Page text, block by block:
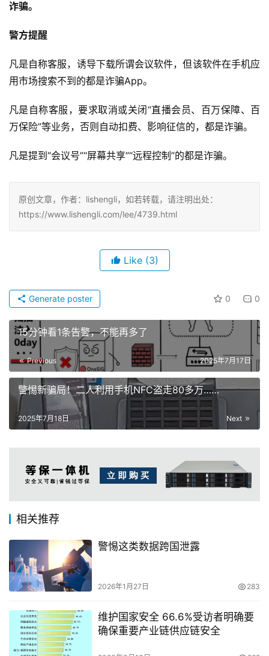
诈骗。
警方提醒
凡是自称客服，诱导下载所谓会议软件，但该软件在手机应
用市场搜索不到的都是诈骗App。
凡是自称客服，要求取消或关闭“直播会员、百万保障、百
万保险”等业务，否则自动扣费、影响征信的，都是诈骗。
凡是提到“会议号”“屏幕共享”“远程控制”的都是诈骗。
原创文章，作者：lishengli，如若转载，请注明出处：
https://www.lishengli.com/lee/4739.html
Like (3)
0 0
Generate poster
15分钟看1条告警，不能再多了
Previous 2025年7月17日
警惕新骗局！二人利用手机NFC盗走80多万……
Next
2025年7月18日
相关推荐
警惕这类数据跨国泄露
2026年1月27日 283
维护国家安全 66.6%受访者明确要
确保重要产业链供应链安全